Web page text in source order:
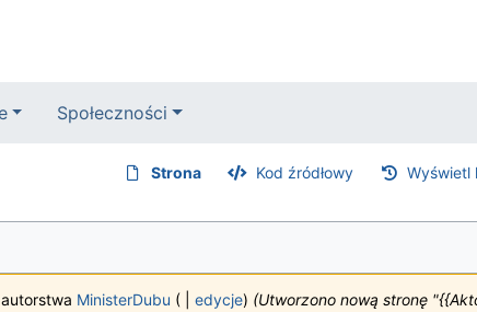
Społeczności
Strona Kod źródłowy Wyświetl
MinisterDubu ( edycje) (Utworzono nową stronę